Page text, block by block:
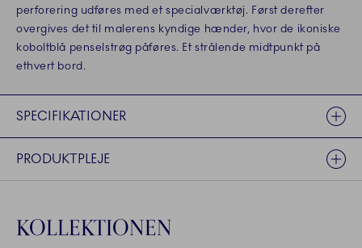
perforering udføres med et specialværktøj. Først derefter
overgives det til malerens kyndige hænder, hvor de ikoniske
koboltblå penselstrøg påføres. Et strålende midtpunkt på
ethvert bord.
SPECIFIKATIONER
PRODUKTPLEJE
KOLLEKTIONEN